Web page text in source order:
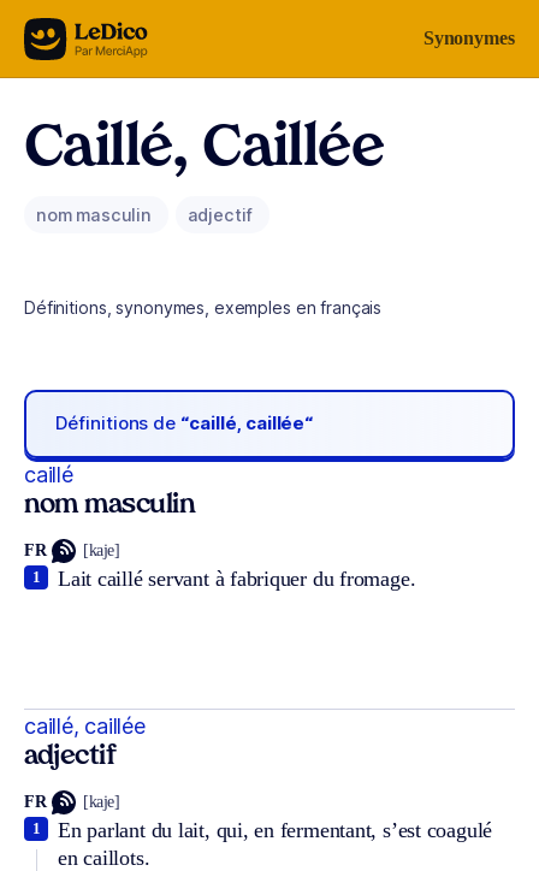
Aller au contenu Synonymes
Caillé, Caillée
nom masculin adjectif
Définitions, synonymes, exemples en français
Définitions de “caillé, caillée“
caillé
nom masculin
FR [kaje]
Lait caillé servant à fabriquer du fromage.
1
caillé, caillée
adjectif
FR [kaje]
En parlant du lait, qui, en fermentant, s’est coagulé
en caillots.
1